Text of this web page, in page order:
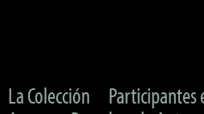
La Colección
Participantes